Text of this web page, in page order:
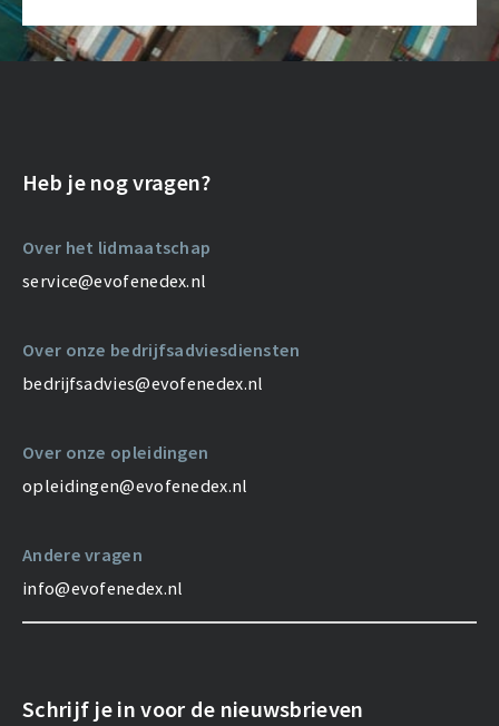
Heb je nog vragen?
Over het lidmaatschap
service@evofenedex.nl
Over onze bedrijfsadviesdiensten
bedrijfsadvies@evofenedex.nl
Over onze opleidingen
opleidingen@evofenedex.nl
Andere vragen
info@evofenedex.nl
Schrijf je in voor de nieuwsbrieven